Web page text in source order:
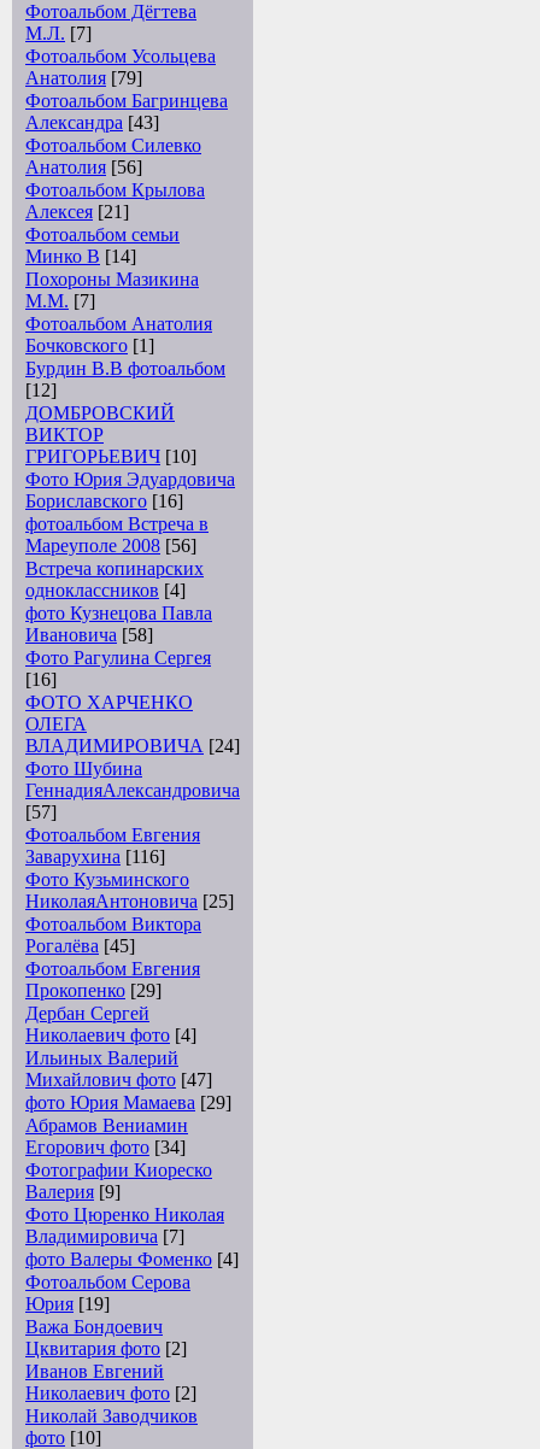
Фотоальбом Дёгтева
М.Л. [7]
Фотоальбом Усольцева
Анатолия [79]
Фотоальбом Багринцева
Александра [43]
Фотоальбом Силевко
Анатолия [56]
Фотоальбом Крылова
Алексея [21]
Фотоальбом семьи
Минко В [14]
Похороны Мазикина
М.М. [7]
Фотоальбом Анатолия
Бочковского [1]
Бурдин В.В фотоальбом
[12]
ДОМБРОВСКИЙ
ВИКТОР
ГРИГОРЬЕВИЧ [10]
Фото Юрия Эдуардовича
Бориславского [16]
фотоальбом Встреча в
Мареуполе 2008 [56]
Встреча копинарских
одноклассников [4]
фото Кузнецова Павла
Ивановича [58]
Фото Рагулина Сергея
[16]
ФОТО ХАРЧЕНКО
ОЛЕГА
ВЛАДИМИРОВИЧА [24]
Фото Шубина
ГеннадияАлександровича
[57]
Фотоальбом Евгения
Заварухина [116]
Фото Кузьминского
НиколаяАнтоновича [25]
Фотоальбом Виктора
Рогалёва [45]
Фотоальбом Евгения
Прокопенко [29]
Дербан Сергей
Николаевич фото [4]
Ильиных Валерий
Михайлович фото [47]
фото Юрия Мамаева [29]
Абрамов Вениамин
Егорович фото [34]
Фотографии Киореско
Валерия [9]
Фото Цюренко Николая
Владимировича [7]
фото Валеры Фоменко [4]
Фотоальбом Серова
Юрия [19]
Важа Бондоевич
Цквитария фото [2]
Иванов Евгений
Николаевич фото [2]
Николай Заводчиков
фото [10]